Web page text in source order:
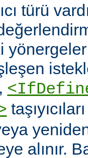
türü
alınır.